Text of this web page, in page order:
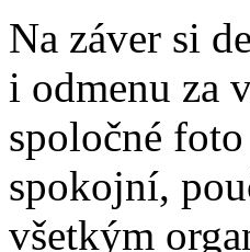
Na záver si
i odmenu za
spoločné
spokojní,
všetkým